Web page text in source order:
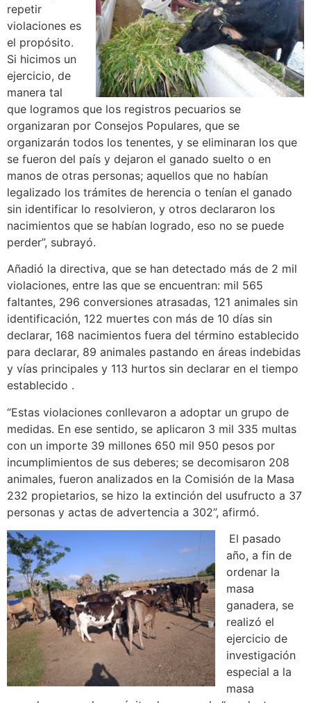
repetir
violaciones es
el propósito.
Si hicimos un
ejercicio, de
manera tal
que logramos que los registros pecuarios se
organizaran por Consejos Populares, que se
organizarán todos los tenentes, y se eliminaran los que
se fueron del país y dejaron el ganado suelto o en
manos de otras personas; aquellos que no habían
legalizado los trámites de herencia o tenían el ganado
sin identificar lo resolvieron, y otros declararon los
nacimientos que se habían logrado, eso no se puede
perder”, subrayó.
Añadió la directiva, que se han detectado más de 2 mil
violaciones, entre las que se encuentran: mil 565
faltantes, 296 conversiones atrasadas, 121 animales sin
identificación, 122 muertes con más de 10 días sin
declarar, 168 nacimientos fuera del término establecido
para declarar, 89 animales pastando en áreas indebidas
y vías principales y 113 hurtos sin declarar en el tiempo
establecido .
“Estas violaciones conllevaron a adoptar un grupo de
medidas. En ese sentido, se aplicaron 3 mil 335 multas
con un importe 39 millones 650 mil 950 pesos por
incumplimientos de sus deberes; se decomisaron 208
animales, fueron analizados en la Comisión de la Masa
232 propietarios, se hizo la extinción del usufructo a 37
personas y actas de advertencia a 302”, afirmó.
El pasado
año, a fin de
ordenar la
masa
ganadera, se
realizó el
ejercicio de
investigación
especial a la
masa